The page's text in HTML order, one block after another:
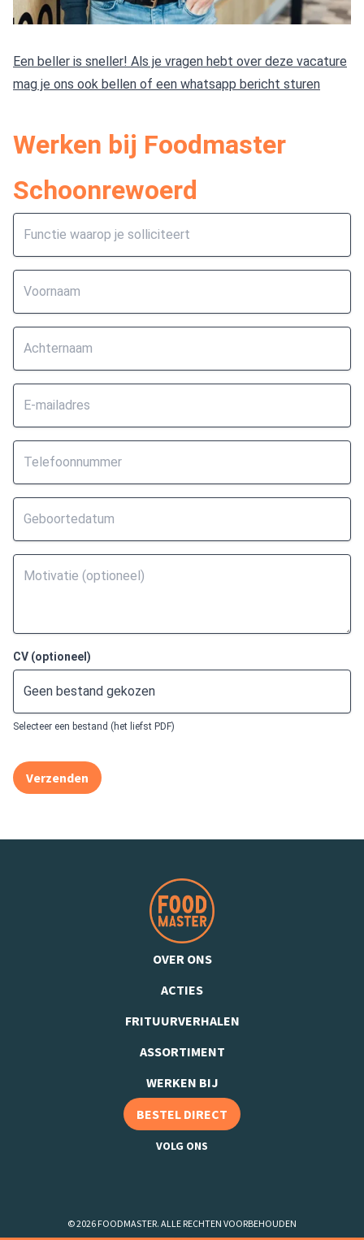
Een beller is sneller! Als je vragen hebt over deze vacature
mag je ons ook bellen of een whatsapp bericht sturen
Werken bij Foodmaster
Schoonrewoerd
CV (optioneel)
Geen bestand gekozen
Selecteer een bestand (het liefst PDF)
Verzenden
OVER ONS
ACTIES
FRITUURVERHALEN
ASSORTIMENT
WERKEN BIJ
BESTEL DIRECT
VOLG ONS
© 2026 FOODMASTER. ALLE RECHTEN VOORBEHOUDEN